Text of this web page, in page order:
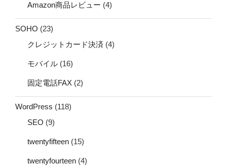
Amazon商品レビュー (4)
SOHO (23)
クレジットカード決済 (4)
モバイル (16)
固定電話FAX (2)
WordPress (118)
SEO (9)
twentyfifteen (15)
twentyfourteen (4)